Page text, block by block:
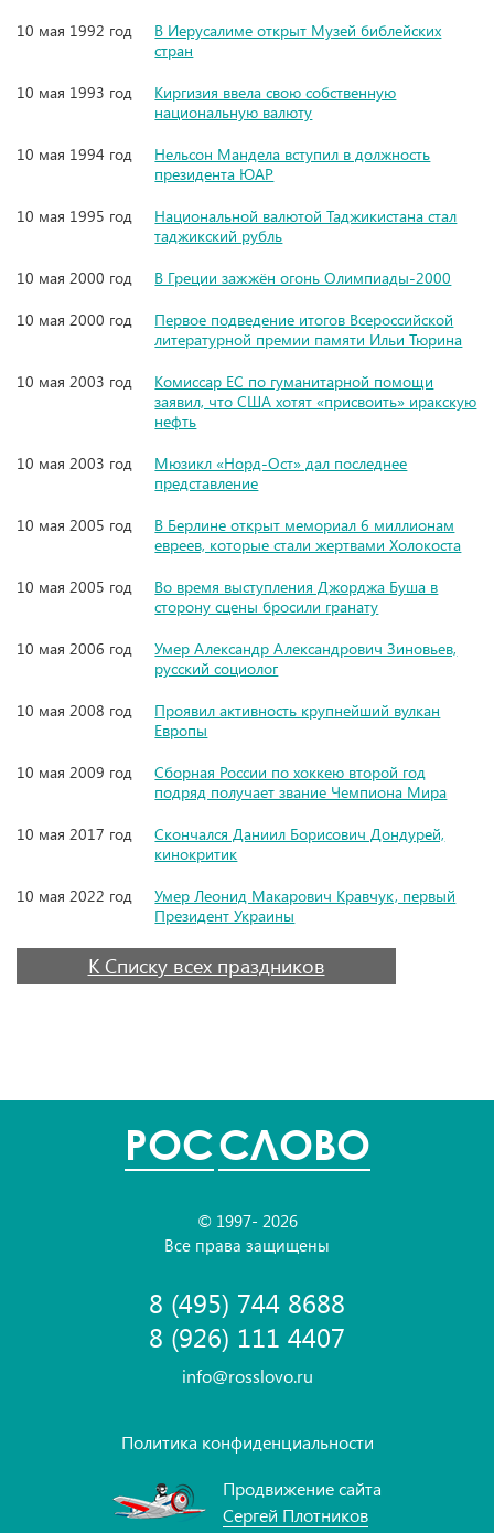
10 мая 1992 год
В Иерусалиме открыт Музей библейских
стран
10 мая 1993 год
Киргизия ввела свою собственную
национальную валюту
10 мая 1994 год
Нельсон Мандела вступил в должность
президента ЮАР
10 мая 1995 год
Национальной валютой Таджикистана стал
таджикский рубль
10 мая 2000 год
В Греции зажжён огонь Олимпиады-2000
10 мая 2000 год
Первое подведение итогов Всероссийской
литературной премии памяти Ильи Тюрина
10 мая 2003 год
Комиссар ЕС по гуманитарной помощи
заявил, что США хотят «присвоить» иракскую
нефть
10 мая 2003 год
Мюзикл «Норд-Ост» дал последнее
представление
10 мая 2005 год
В Берлине открыт мемориал 6 миллионам
евреев, которые стали жертвами Холокоста
10 мая 2005 год
Во время выступления Джорджа Буша в
сторону сцены бросили гранату
10 мая 2006 год
Умер Александр Александрович Зиновьев,
русский социолог
10 мая 2008 год
Проявил активность крупнейший вулкан
Европы
10 мая 2009 год
Сборная России по хоккею второй год
подряд получает звание Чемпиона Мира
10 мая 2017 год
Скончался Даниил Борисович Дондурей,
кинокритик
10 мая 2022 год
Умер Леонид Макарович Кравчук, первый
Президент Украины
К Списку всех праздников
POCСЛОВО
© 1997- 2026
Все права защищены
8 (495) 744 8688
8 (926) 111 4407
info@rosslovo.ru
Политика конфиденциальности
Продвижение сайта
Сергей Плотников